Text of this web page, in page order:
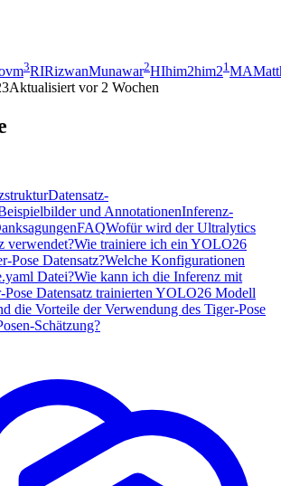
3RIRizwanMunawar2HIhim2him21 MA
Aktualisiert vor 2 Wochen
Datensatz-
und AnnotationenInferenz-
FAQWofür wird der Ultralytics
verwendet?Wie trainiere ich ein YOLO26
Pose Datensatz?Welche Konfigurationen
Datei?Wie kann ich die Inferenz mit
Pose Datensatz trainierten YOLO26 Modell
die Vorteile der Verwendung des Tiger-Pose
Schätzung?